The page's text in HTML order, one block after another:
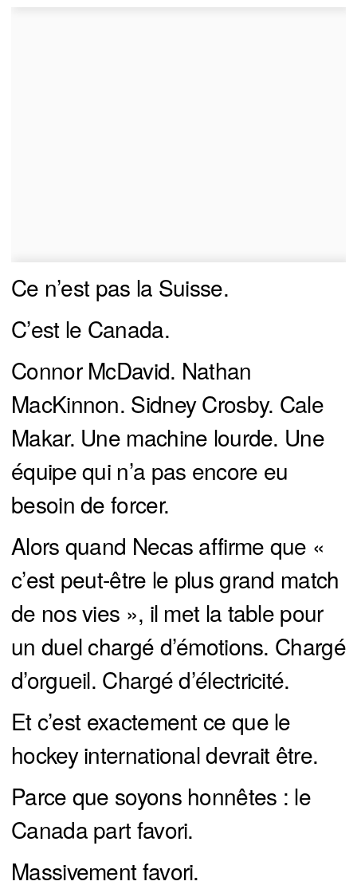
Ce n’est pas la Suisse.
C’est le Canada.
Connor McDavid. Nathan
MacKinnon. Sidney Crosby. Cale
Makar. Une machine lourde. Une
équipe qui n’a pas encore eu
besoin de forcer.
Alors quand Necas affirme que «
c’est peut-être le plus grand match
de nos vies », il met la table pour
un duel chargé d’émotions. Chargé
d’orgueil. Chargé d’électricité.
Et c’est exactement ce que le
hockey international devrait être.
Parce que soyons honnêtes : le
Canada part favori.
Massivement favori.